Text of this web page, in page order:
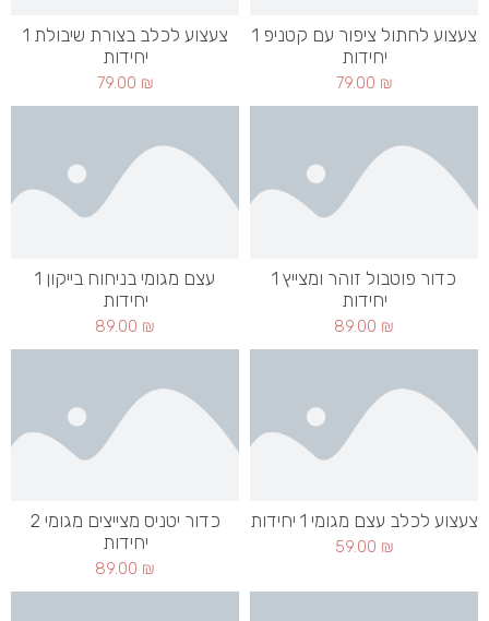
צעצוע לחתול ציפור עם קטניפ 1
יחידות
79.00 ₪
צעצוע לכלב בצורת שיבולת 1
יחידות
79.00 ₪
כדור פוטבול זוהר ומצייץ 1
יחידות
89.00 ₪
עצם מגומי בניחוח בייקון 1
יחידות
89.00 ₪
צעצוע לכלב עצם מגומי 1 יחידות
59.00 ₪
כדור יטניס מצייצים מגומי 2
יחידות
89.00 ₪